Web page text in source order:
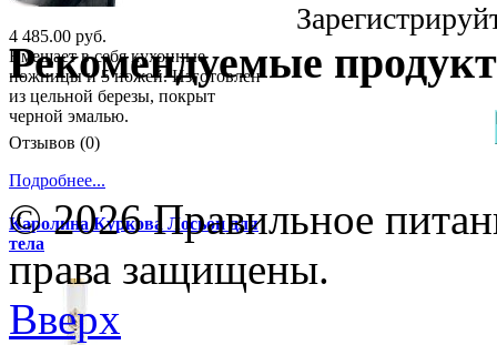
4 485.00 руб.
Вмещает в себя кухонные
ножницы и 5 ножей. Изготовлен
из цельной березы, покрыт
черной эмалью.
Отзывов (0)
Подробнее...
Каролина Куркова Лосьон для
тела
Рекомендуемые
© 2026 Правильное
права защищены.
Вверх